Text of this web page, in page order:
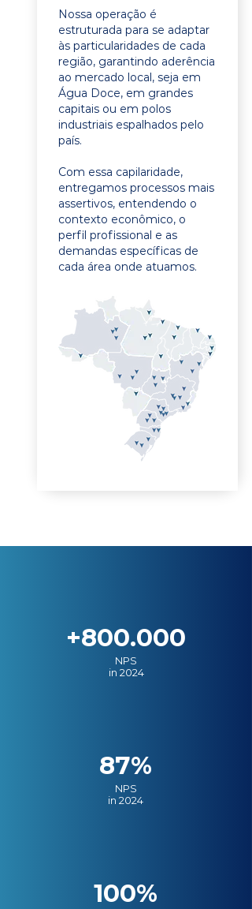
Nossa operação é
estruturada para se adaptar
às particularidades de cada
região, garantindo aderência
ao mercado local, seja em
Água Doce, em grandes
capitais ou em polos
industriais espalhados pelo
país.
Com essa capilaridade,
entregamos processos mais
assertivos, entendendo o
contexto econômico, o
perfil profissional e as
demandas específicas de
cada área onde atuamos.
+800.000
NPS
in 2024
87%
NPS
in 2024
100%